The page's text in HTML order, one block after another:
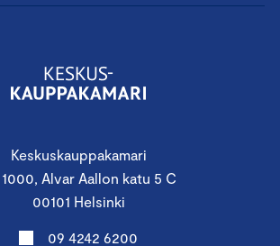
Keskuskauppakamari
1000, Alvar Aallon katu 5 C
00101 Helsinki
09 4242 6200